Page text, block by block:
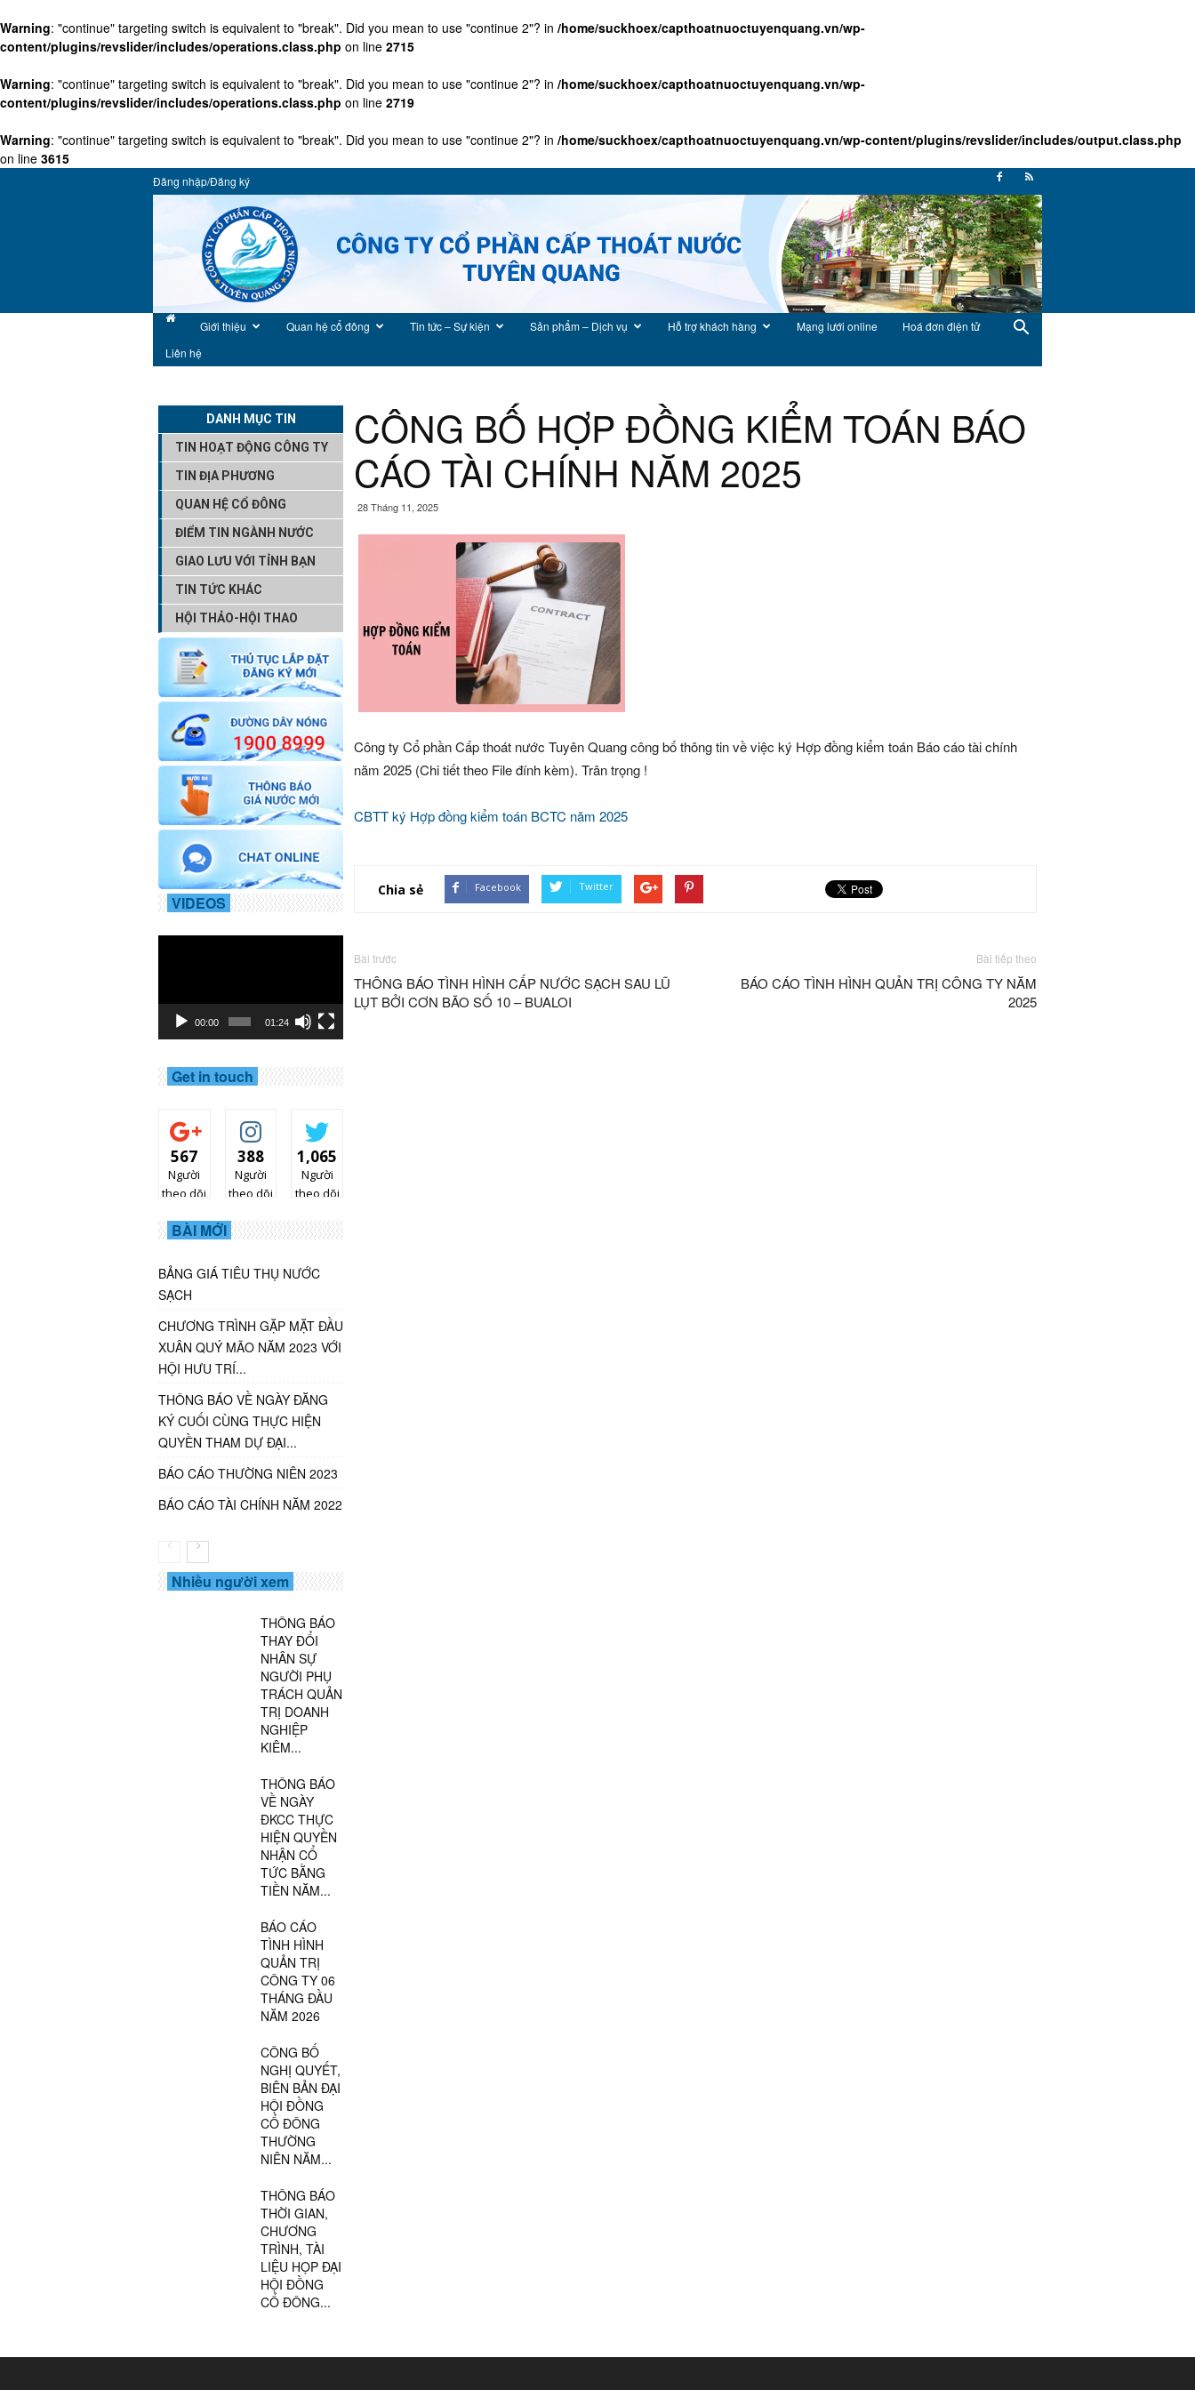
Warning: "continue" targeting switch is equivalent to "break". Did you mean to use "continue 2"? in /home/suckhoex/capthoatnuoctuyenquang.vn/wp-
content/plugins/revslider/includes/operations.class.php on line 2715
Warning: "continue" targeting switch is equivalent to "break". Did you mean to use "continue 2"? in /home/suckhoex/capthoatnuoctuyenquang.vn/wp-
content/plugins/revslider/includes/operations.class.php on line 2719
Warning: "continue" targeting switch is equivalent to "break". Did you mean to use "continue 2"? in /home/suckhoex/capthoatnuoctuyenquang.vn/wp-content/plugins/revslider/includes/output.class.php
on line 3615
Đăng nhập/Đăng ký
Giới thiệu Quan hệ cổ đông Tin tức – Sự kiện Sản phẩm – Dịch vụ Hỗ trợ khách hàng Mạng lưới online
Hoá đơn điện tử
Liên hệ
CÔNG BỐ HỢP ĐỒNG KIỂM TOÁN BÁO
CÁO TÀI CHÍNH NĂM 2025
28 Tháng 11, 2025
Công ty Cổ phần Cấp thoát nước Tuyên Quang công bố thông tin về việc ký Hợp đồng kiểm toán Báo cáo tài chính
năm 2025 (Chi tiết theo File đính kèm). Trân trọng !
CBTT ký Hợp đồng kiểm toán BCTC năm 2025
Chia sẻ Facebook Twitter
Bài trước
THÔNG BÁO TÌNH HÌNH CẤP NƯỚC SẠCH SAU LŨ
LỤT BỞI CƠN BÃO SỐ 10 – BUALOI
Bài tiếp theo
BÁO CÁO TÌNH HÌNH QUẢN TRỊ CÔNG TY NĂM
2025
DANH MỤC TIN
TIN HOẠT ĐỘNG CÔNG TY
TIN ĐỊA PHƯƠNG
QUAN HỆ CỔ ĐÔNG
ĐIỂM TIN NGÀNH NƯỚC
GIAO LƯU VỚI TỈNH BẠN
TIN TỨC KHÁC
HỘI THẢO-HỘI THAO
VIDEOS
00:00 01:24
Get in touch
567
Người
theo dõi
388
Người
theo dõi
1,065
Người
theo dõi
BÀI MỚI
BẢNG GIÁ TIÊU THỤ NƯỚC
SẠCH
CHƯƠNG TRÌNH GẶP MẶT ĐẦU
XUÂN QUÝ MÃO NĂM 2023 VỚI
HỘI HƯU TRÍ...
THÔNG BÁO VỀ NGÀY ĐĂNG
KÝ CUỐI CÙNG THỰC HIỆN
QUYỀN THAM DỰ ĐẠI...
BÁO CÁO THƯỜNG NIÊN 2023
BÁO CÁO TÀI CHÍNH NĂM 2022
Nhiều người xem
THÔNG BÁO
THAY ĐỔI
NHÂN SỰ
NGƯỜI PHỤ
TRÁCH QUẢN
TRỊ DOANH
NGHIỆP
KIÊM...
THÔNG BÁO
VỀ NGÀY
ĐKCC THỰC
HIỆN QUYỀN
NHẬN CỔ
TỨC BẰNG
TIỀN NĂM...
BÁO CÁO
TÌNH HÌNH
QUẢN TRỊ
CÔNG TY 06
THÁNG ĐẦU
NĂM 2026
CÔNG BỐ
NGHỊ QUYẾT,
BIÊN BẢN ĐẠI
HỘI ĐỒNG
CỔ ĐÔNG
THƯỜNG
NIÊN NĂM...
THÔNG BÁO
THỜI GIAN,
CHƯƠNG
TRÌNH, TÀI
LIỆU HỌP ĐẠI
HỘI ĐỒNG
CỔ ĐÔNG...